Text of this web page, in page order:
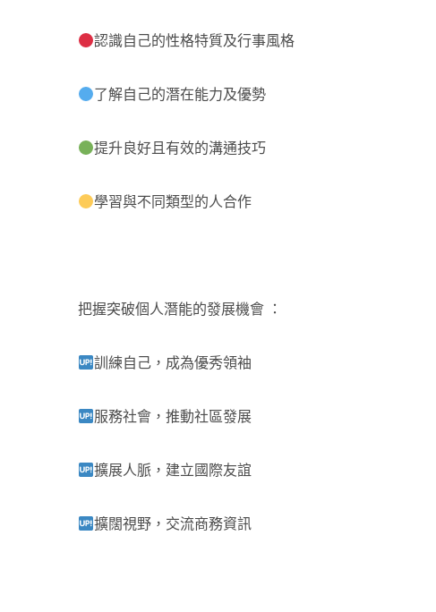
認識自己的性格特質及行事風格
了解自己的潛在能力及優勢
提升良好且有效的溝通技巧
學習與不同類型的人合作
把握突破個人潛能的發展機會 ：
訓練自己，成為優秀領袖
服務社會，推動社區發展
擴展人脈，建立國際友誼
擴闊視野，交流商務資訊